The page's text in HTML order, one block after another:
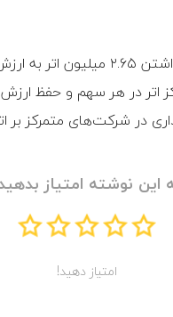
در هر سهم و حفظ ارزش
در شرکت‌های متمرکز بر
این نوشته امتیاز
امتیاز دهید!